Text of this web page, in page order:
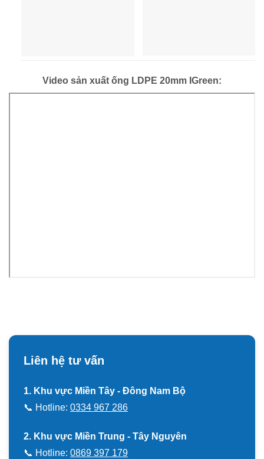
Video sản xuất ống LDPE 20mm IGreen:
Liên hệ tư vấn
1. Khu vực Miền Tây - Đông Nam Bộ
📞 Hotline: 0334 967 286
2. Khu vực Miền Trung - Tây Nguyên
📞 Hotline: 0869 397 179